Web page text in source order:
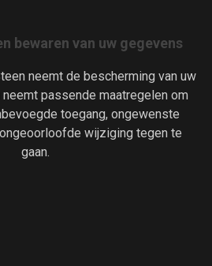
bewaren van uw gegevens
neemt de bescherming van uw
passende maatregelen om
toegang, ongewenste
wijziging tegen te
gaan.